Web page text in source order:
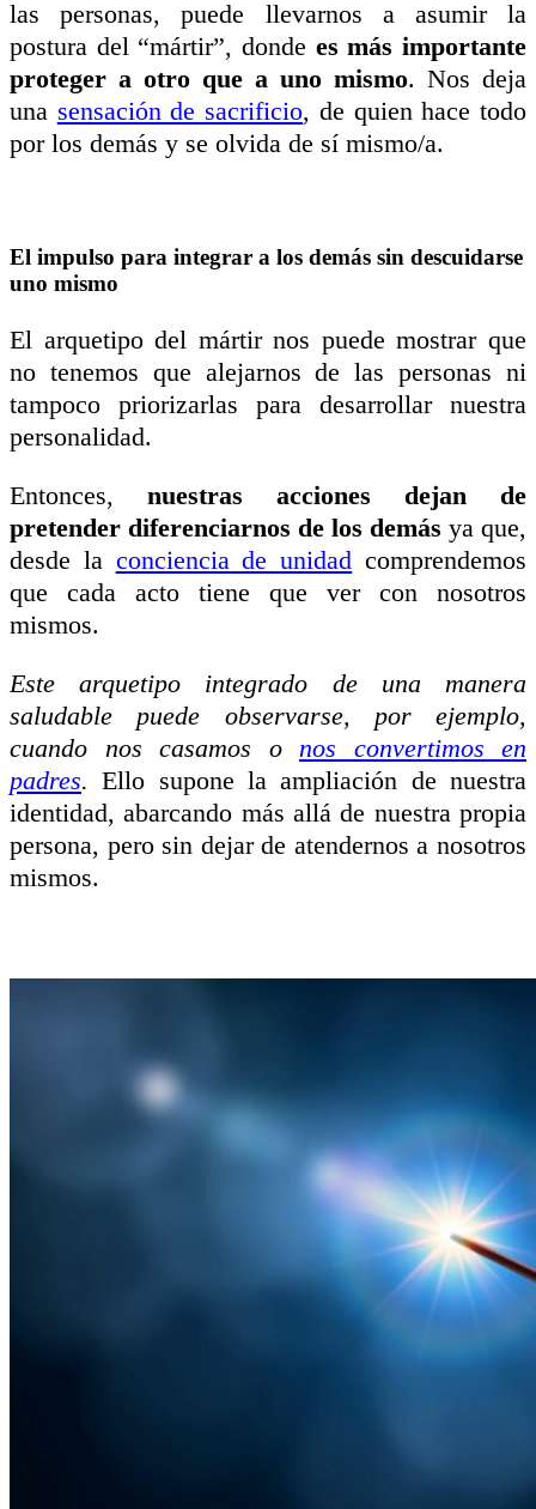
las personas, puede llevarnos a asumir la
postura del “mártir”, donde es más importante
proteger a otro que a uno mismo. Nos deja
una sensación de sacrificio, de quien hace todo
por los demás y se olvida de sí mismo/a.
El impulso para integrar a los demás sin descuidarse
uno mismo
El arquetipo del mártir nos puede mostrar que
no tenemos que alejarnos de las personas ni
tampoco priorizarlas para desarrollar nuestra
personalidad.
Entonces, nuestras acciones dejan de
pretender diferenciarnos de los demás ya que,
desde la conciencia de unidad comprendemos
que cada acto tiene que ver con nosotros
mismos.
Este arquetipo integrado de una manera
saludable puede observarse, por ejemplo,
cuando nos casamos o nos convertimos en
padres. Ello supone la ampliación de nuestra
identidad, abarcando más allá de nuestra propia
persona, pero sin dejar de atendernos a nosotros
mismos.